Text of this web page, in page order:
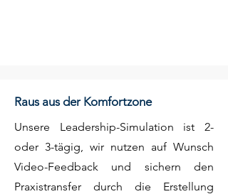
Raus aus der Komfortzone
Unsere Leadership-Simulation ist 2-
oder 3-tägig, wir nutzen auf Wunsch
Video-Feedback und sichern den
Praxistransfer durch die Erstellung